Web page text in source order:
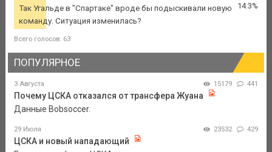
Так Угальде в "Спартаке" вроде бы подыскивали новую
команду. Ситуация изменилась?
14.3%
Всего голосов: 63
ПОПУЛЯРНОЕ
3 Августа 15179 441
Почему ЦСКА отказался от трансфера Жуана
Данные Bobsoccer.
29 Июля 23532 429
ЦСКА и новый нападающий